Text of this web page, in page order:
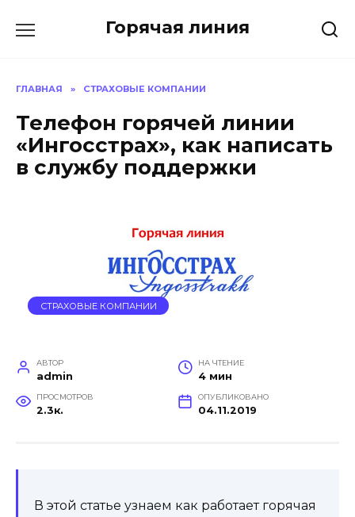
Горячая линия
ГЛАВНАЯ » СТРАХОВЫЕ КОМПАНИИ
Телефон горячей линии
«Ингосстрах», как написать
в службу поддержки
СТРАХОВЫЕ КОМПАНИИ
АВТОР
admin
НА ЧТЕНИЕ
4 мин
ПРОСМОТРОВ
2.3к.
ОПУБЛИКОВАНО
04.11.2019
В этой статье узнаем как работает горячая